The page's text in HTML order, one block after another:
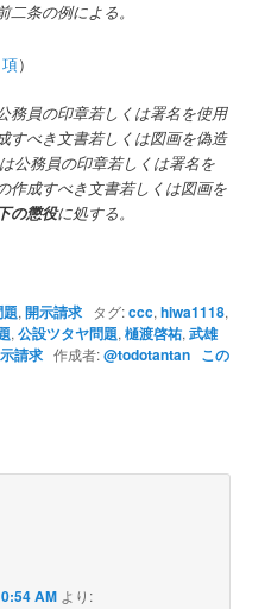
条の例による。
）
務員の印章若しくは署名を使用
すべき文書若しくは図画を偽造
公務員の印章若しくは署名を
作成すべき文書若しくは図画を
の懲役に処する。
題,開示請求 タグ:ccc,hiwa1118,
,公設ツタヤ問題,樋渡啓祐,武雄
請求 作成者:@todotantan この
AM より: